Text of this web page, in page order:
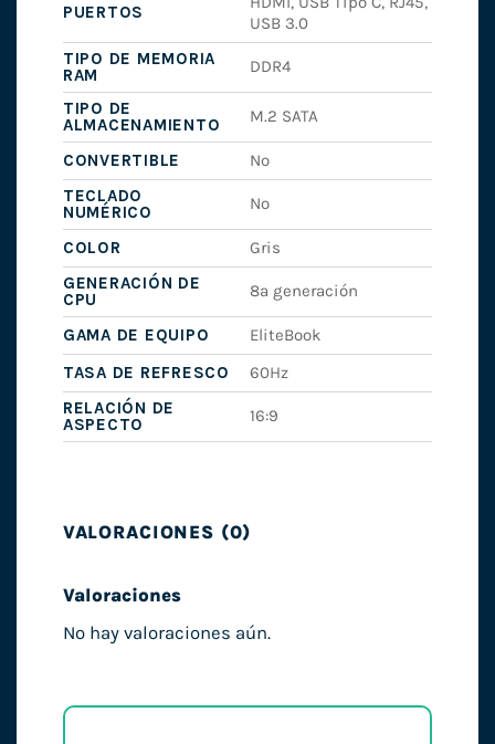
PUERTOS
USB 3.0
TIPO DE MEMORIA
RAM
DDR4
TIPO DE
ALMACENAMIENTO
M.2 SATA
CONVERTIBLE
No
TECLADO
NUMÉRICO
No
COLOR
Gris
GENERACIÓN DE
CPU
8ª generación
GAMA DE EQUIPO
EliteBook
TASA DE REFRESCO
60Hz
RELACIÓN DE
ASPECTO
16:9
VALORACIONES (0)
Valoraciones
No hay valoraciones aún.